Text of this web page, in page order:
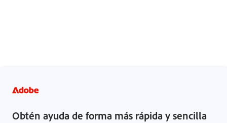
Obtén ayuda de forma más rápida y sencilla